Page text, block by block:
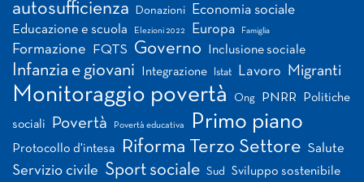
autosufficienza
Donazioni Economia sociale
Educazione e scuola Elezioni 2022 Europa Famiglia
Formazione FQTS Governo Inclusione sociale
Infanzia e giovani Integrazione Istat Lavoro Migranti
Monitoraggio povertà Ong PNRR Politiche
sociali Povertà Povertà educativa Primo piano
Protocollo d'intesa Riforma Terzo Settore Salute
Servizio civile Sport sociale Sud Sviluppo sostenibile